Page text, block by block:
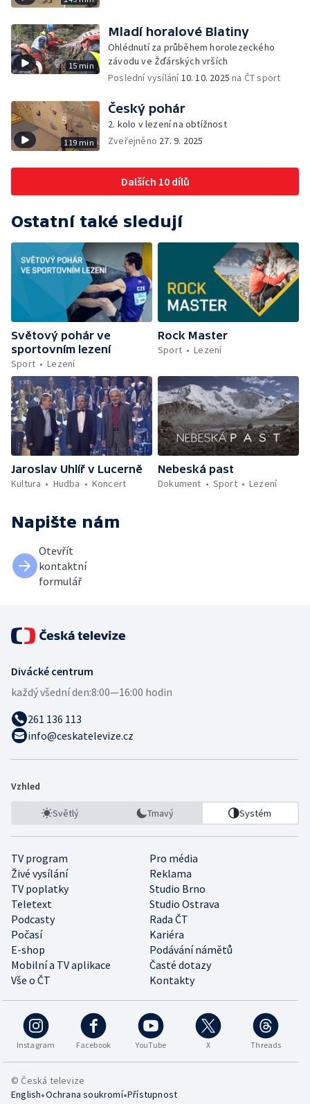
15 min
Mladí horalové Blatiny
Ohlédnutí za průběhem horolezeckého
závodu ve Žďárských vrších
Poslední vysílání10. 10. 2025 na ČT sport
119 min
Český pohár
2. kolo v lezení na obtížnost
Zveřejněno 27. 9. 2025
Dalších 10 dílů
Ostatní také sledují
Světový pohár ve
sportovním lezení
Sport
Lezení
Rock Master
Sport
Lezení
Jaroslav Uhlíř v Lucerně
Kultura
Hudba Koncert
Nebeská past
Dokument
Sport Lezení
Napište nám
Otevřít
kontaktní
formulář
Divácké centrum
každý všední den:8:00—16:00 hodin
261 136 113
info@ceskatelevize.cz
Vzhled
Světlý Tmavý Systém
TV program
Pro média
Živé vysílání
Reklama
TV poplatky
Studio Brno
Teletext
Studio Ostrava
Podcasty
Rada ČT
Počasí
Kariéra
E-shop
Podávání námětů
Mobilní a TV aplikace
Časté dotazy
Vše o ČT
Kontakty
Instagram Facebook YouTube X Threads
© Česká televize
English•Ochrana soukromí•Přístupnost